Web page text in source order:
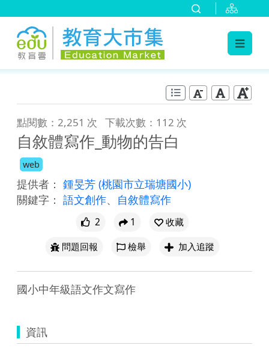
點閱數：2,251 次 下載次數：112 次
自敘體寫作_動物的告白
web
提供者： 鍾旻芳 (桃園市立瑞塘國小)
關鍵字： 語文創作、 自敘體寫作
2 1
收藏
問題回報
檢舉 加入追蹤
國小中年級語文作文寫作
資訊